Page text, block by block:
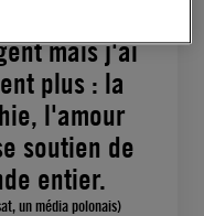
mais j'ai
plus : la
l'amour
soutien de
entier.
un média polonais)